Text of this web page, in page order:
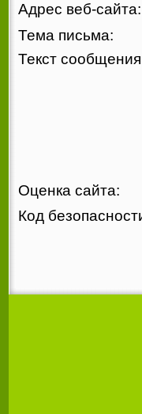
Адрес веб-сайта:
Тема письма:
Текст
Оценка сайта:
Код